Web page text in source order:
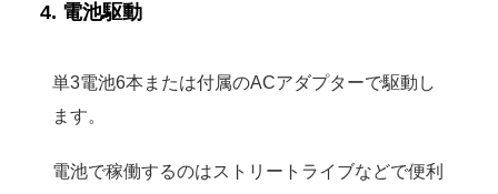
4. 電池駆動
単3電池6本または付属のACアダプターで駆動し
ます。
電池で稼働するのはストリートライブなどで便利